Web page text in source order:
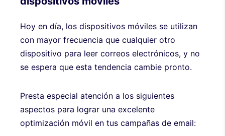
Hoy en día, los dispositivos móviles se utilizan
con mayor frecuencia que cualquier otro
dispositivo para leer correos electrónicos, y no
se espera que esta tendencia cambie pronto.
Presta especial atención a los siguientes
aspectos para lograr una excelente
optimización móvil en tus campañas de email: